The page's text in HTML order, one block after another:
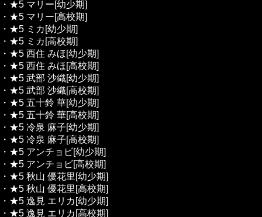
・★5 マリー[幼少期]
・★5 マリー[高校期]
・★5 ミカ[幼少期]
・★5 ミカ[高校期]
・★5 西住 みほ[幼少期]
・★5 西住 みほ[高校期]
・★5 武部 沙織[幼少期]
・★5 武部 沙織[高校期]
・★5 五十鈴 華[幼少期]
・★5 五十鈴 華[高校期]
・★5 冷泉 麻子[幼少期]
・★5 冷泉 麻子[高校期]
・★5 アンチョビ[幼少期]
・★5 アンチョビ[高校期]
・★5 秋山 優花里[幼少期]
・★5 秋山 優花里[高校期]
・★5 逸見 エリカ[幼少期]
・★5 逸見 エリカ[高校期]